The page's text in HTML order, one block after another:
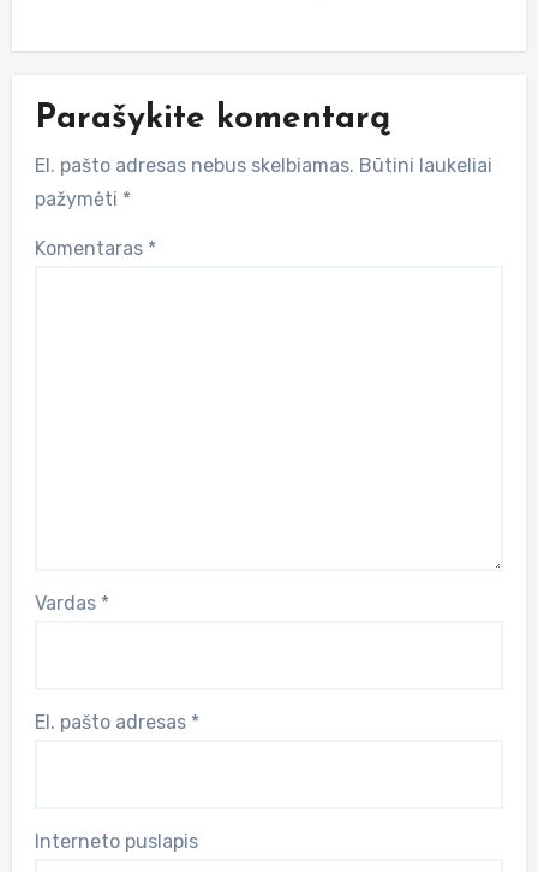
Parašykite komentarą
El. pašto adresas nebus skelbiamas. Būtini laukeliai
pažymėti *
Komentaras *
Vardas *
El. pašto adresas *
Interneto puslapis